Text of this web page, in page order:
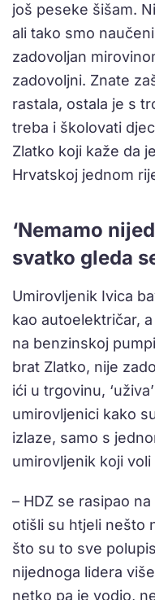
još peseke šišam.
ali tako smo
zadovoljan
zadovoljni. Znate
rastala, ostala je s
treba i školovati
Zlatko koji kaže da
Hrvatskoj jednom
‘Nemamo
svatko gleda
Umirovljenik Ivica
kao autoelektričar,
na benzinskoj
brat Zlatko, nije
ići u trgovinu,
umirovljenici kako
izlaze, samo s
umirovljenik koji
– HDZ se rasipao
otišli su htjeli nešto
što su to sve
nijednoga lidera
netko pa je vodio,